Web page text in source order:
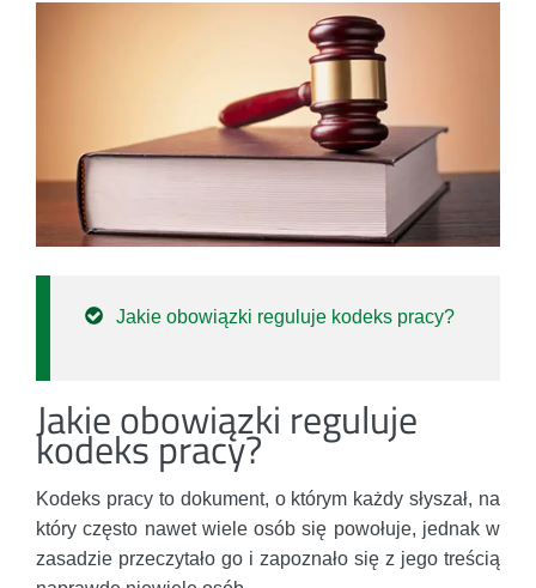
Jakie obowiązki reguluje kodeks pracy?
Jakie obowiązki reguluje
kodeks pracy?
Kodeks pracy to dokument, o którym każdy słyszał, na
który często nawet wiele osób się powołuje, jednak w
zasadzie przeczytało go i zapoznało się z jego treścią